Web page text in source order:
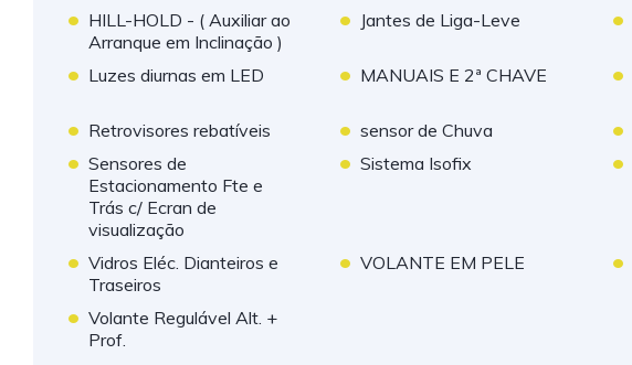
• HILL-HOLD - ( Auxiliar ao
Arranque em Inclinação )
• Jantes de Liga-Leve •
• Luzes diurnas em LED • MANUAIS E 2ª CHAVE •
• Retrovisores rebatíveis • sensor de Chuva •
• Sensores de
Estacionamento Fte e
Trás c/ Ecran de
visualização
• Sistema Isofix •
• Vidros Eléc. Dianteiros e
Traseiros
• VOLANTE EM PELE •
• Volante Regulável Alt. +
Prof.